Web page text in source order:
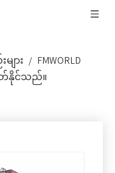
ျား / FMWORLD
နိုင်သည်။